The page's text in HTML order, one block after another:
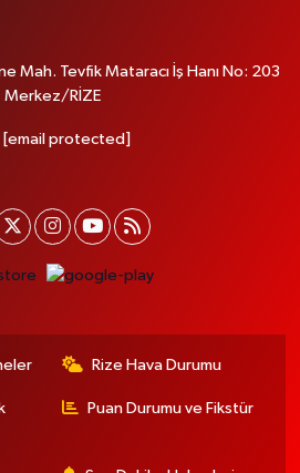
Mah. Tevfik Mataracı İş Hanı No: 203
Merkez/RİZE
[email protected]
Rize Hava Durumu
Puan Durumu ve Fikstür